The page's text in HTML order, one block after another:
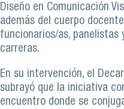
Diseño en Comunicación
además del cuerpo
funcionarios/as, panelistas
carreras.
En su intervención, el
subrayó que la iniciativa
encuentro donde se